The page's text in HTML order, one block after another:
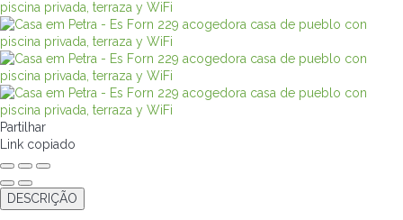
Partilhar
Link copiado
DESCRIÇÃO